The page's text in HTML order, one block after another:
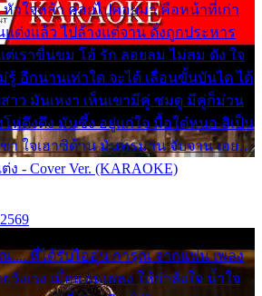
วใจหล้า คอยไปคอยมา คือหน้าที่เก่า
แต่งแล้ว ไปล้างแต่จาน ดั่งถูกประหาร
ต่เราขื่นขม โอ้ รัก ลอยลม ไม่สม ดัง ใจ
รู้ อีกนานเท่าใด จะได้ เลื่อนขั้นบันได ได้
สาว มันเหงา เห็นเขามีคู่ ซมดู มีคู่ก็ม่วน
โห่ตึงตึง มันซึ้ง อยู่แก่ใจ มื้อใด๋หนอ สิเป็น
ขา ใจเฮาซิด้าน มันทรมาน จับจาน เอย…
- Cover Ver. (KARAOKE)
.... ที่ได้รับไออุ่น การุณ จากแฟน เพลง
งเวง เมื่อแฟนเพลง ให้กำลังใจ น้ำใจ